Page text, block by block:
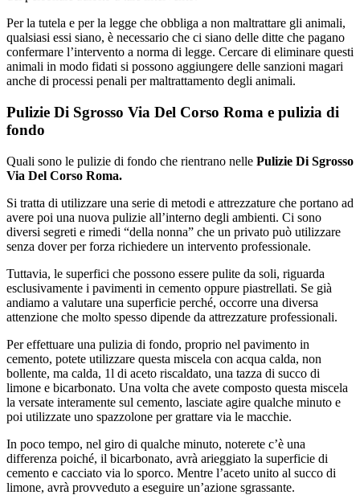
Per la tutela e per la legge che obbliga a non maltrattare gli animali,
qualsiasi essi siano, è necessario che ci siano delle ditte che pagano
confermare l’intervento a norma di legge. Cercare di eliminare questi
animali in modo fidati si possono aggiungere delle sanzioni magari
anche di processi penali per maltrattamento degli animali.
Pulizie Di Sgrosso Via Del Corso Roma e pulizia di
fondo
Quali sono le pulizie di fondo che rientrano nelle Pulizie Di Sgrosso
Via Del Corso Roma.
Si tratta di utilizzare una serie di metodi e attrezzature che portano ad
avere poi una nuova pulizie all’interno degli ambienti. Ci sono
diversi segreti e rimedi “della nonna” che un privato può utilizzare
senza dover per forza richiedere un intervento professionale.
Tuttavia, le superfici che possono essere pulite da soli, riguarda
esclusivamente i pavimenti in cemento oppure piastrellati. Se già
andiamo a valutare una superficie perché, occorre una diversa
attenzione che molto spesso dipende da attrezzature professionali.
Per effettuare una pulizia di fondo, proprio nel pavimento in
cemento, potete utilizzare questa miscela con acqua calda, non
bollente, ma calda, 1l di aceto riscaldato, una tazza di succo di
limone e bicarbonato. Una volta che avete composto questa miscela
la versate interamente sul cemento, lasciate agire qualche minuto e
poi utilizzate uno spazzolone per grattare via le macchie.
In poco tempo, nel giro di qualche minuto, noterete c’è una
differenza poiché, il bicarbonato, avrà arieggiato la superficie di
cemento e cacciato via lo sporco. Mentre l’aceto unito al succo di
limone, avrà provveduto a eseguire un’azione sgrassante.